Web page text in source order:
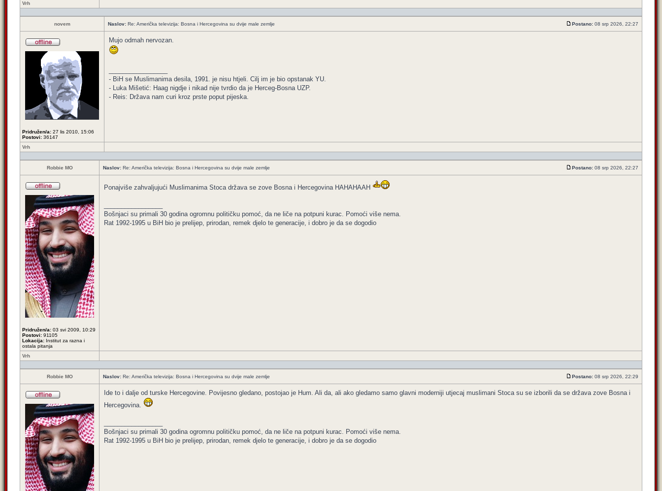
Vrh
novem Naslov: Re: Američka televizija: Bosna i Hercegovina su dvije male zemlje Postano: 08 srp 2026, 22:27
Pridružen/a: 27 lis 2010, 15:06
Postovi: 36147
Mujo odmah nervozan.
- BiH se Muslimanima desila, 1991. je nisu htjeli. Cilj im je bio opstanak YU.
- Luka Mišetić: Haag nigdje i nikad nije tvrdio da je Herceg-Bosna UZP.
- Reis: Država nam curi kroz prste poput pijeska.
Vrh
Robbie MO Naslov: Re: Američka televizija: Bosna i Hercegovina su dvije male zemlje Postano: 08 srp 2026, 22:27
Pridružen/a: 03 svi 2009, 10:29
Postovi: 91105
Lokacija: Institut za razna i
ostala pitanja
Ponajviše zahvaljujući Muslimanima Stoca država se zove Bosna i Hercegovina HAHAHAAH
Bošnjaci su primali 30 godina ogromnu političku pomoć, da ne liče na potpuni kurac. Pomoći više nema.
Rat 1992-1995 u BiH bio je prelijep, prirodan, remek djelo te generacije, i dobro je da se dogodio
Vrh
Robbie MO Naslov: Re: Američka televizija: Bosna i Hercegovina su dvije male zemlje Postano: 08 srp 2026, 22:29
Ide to i dalje od turske Hercegovine. Povijesno gledano, postojao je Hum. Ali da, ali ako gledamo samo glavni moderniji utjecaj muslimani Stoca su se izborili da se država zove Bosna i
Hercegovina.
Bošnjaci su primali 30 godina ogromnu političku pomoć, da ne liče na potpuni kurac. Pomoći više nema.
Rat 1992-1995 u BiH bio je prelijep, prirodan, remek djelo te generacije, i dobro je da se dogodio